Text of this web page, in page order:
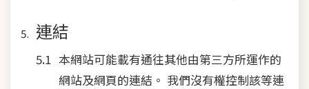
連結
本網站可能載有通往其他由第三方所運作的
網站及網頁的連結。 我們沒有權控制該等連